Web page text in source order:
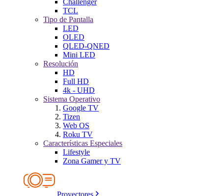
Challenger
TCL
Tipo de Pantalla
LED
OLED
QLED-QNED
Mini LED
Resolución
HD
Full HD
4k - UHD
Sistema Operativo
Google TV
Tizen
Web OS
Roku TV
Características Especiales
Lifestyle
Zona Gamer y TV
Proyectores